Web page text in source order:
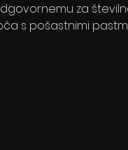
za
s pošastnimi